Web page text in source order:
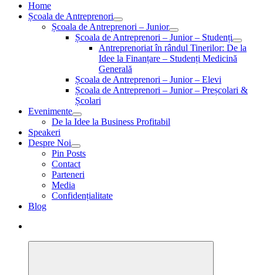
Home
Școala de Antreprenori
Școala de Antreprenori – Junior
Școala de Antreprenori – Junior – Studenți
Antreprenoriat în rândul Tinerilor: De la
Idee la Finanțare – Studenți Medicină
Generală
Școala de Antreprenori – Junior – Elevi
Școala de Antreprenori – Junior – Preșcolari &
Școlari
Evenimente
De la Idee la Business Profitabil
Speakeri
Despre Noi
Pin Posts
Contact
Parteneri
Media
Confidențialitate
Blog